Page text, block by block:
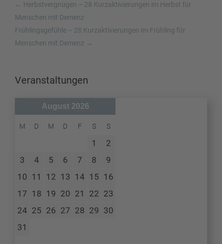
← Herbstvergnügen – 28 Kurzaktivierungen im Herbst für
Menschen mit Demenz
Frühlingsgefühle – 28 Kurzaktivierungen im Frühling für
Menschen mit Demenz →
Veranstaltungen
August 2026
M D M D F S S
1
2
3
4 5 6 7 8
9
10 11 12 13 14 15 16
17 18 19 20 21 22 23
24 25 26 27 28 29 30
31